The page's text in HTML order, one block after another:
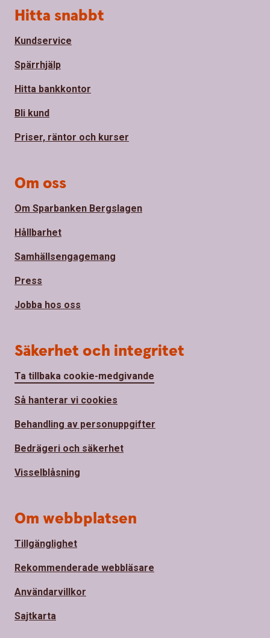
Sidfot
Hitta snabbt
Kundservice
Spärrhjälp
Hitta bankkontor
Bli kund
Priser, räntor och kurser
Om oss
Om Sparbanken Bergslagen
Hållbarhet
Samhällsengagemang
Press
Jobba hos oss
Säkerhet och integritet
Ta tillbaka cookie-medgivande
Så hanterar vi cookies
Behandling av personuppgifter
Bedrägeri och säkerhet
Visselblåsning
Om webbplatsen
Tillgänglighet
Rekommenderade webbläsare
Användarvillkor
Sajtkarta